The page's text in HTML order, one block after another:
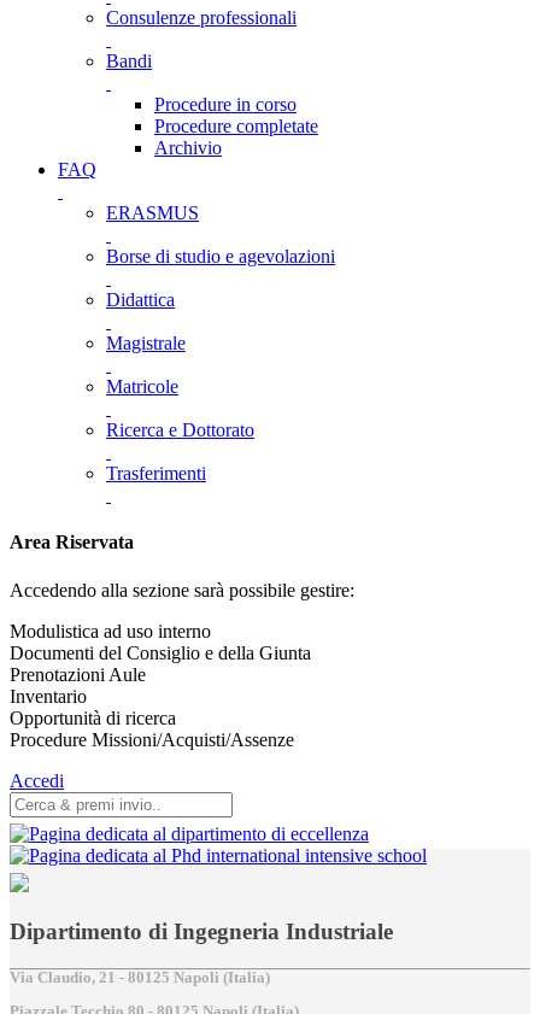
Consulenze professionali
Bandi
Procedure in corso
Procedure completate
Archivio
FAQ
ERASMUS
Borse di studio e agevolazioni
Didattica
Magistrale
Matricole
Ricerca e Dottorato
Trasferimenti
Area Riservata
Accedendo alla sezione sarà possibile gestire:
Modulistica ad uso interno
Documenti del Consiglio e della Giunta
Prenotazioni Aule
Inventario
Opportunità di ricerca
Procedure Missioni/Acquisti/Assenze
Accedi
Dipartimento di Ingegneria Industriale
Via Claudio, 21 - 80125 Napoli (Italia)